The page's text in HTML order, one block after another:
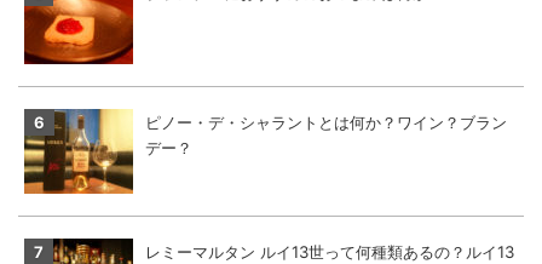
ピノー・デ・シャラントとは何か？ワイン？ブラン
デー？
レミーマルタン ルイ13世って何種類あるの？ルイ13